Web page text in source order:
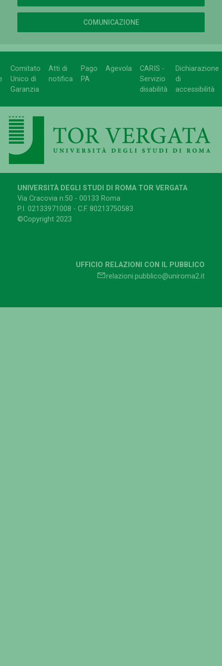
COMUNICAZIONE
Comitato
Unico di
Garanzia
Atti di
notifica
Pago
PA
Agevola
CARIS -
Servizio
disabilità
Dichiarazione
di
accessibilità
UNIVERSITÀ DEGLI STUDI DI ROMA TOR VERGATA
Via Cracovia n.50 - 00133 Roma
P.I. 02133971008 - C.F. 80213750583
©Copyright 2023
UFFICIO RELAZIONI CON IL PUBBLICO
relazioni.pubblico@uniroma2.it